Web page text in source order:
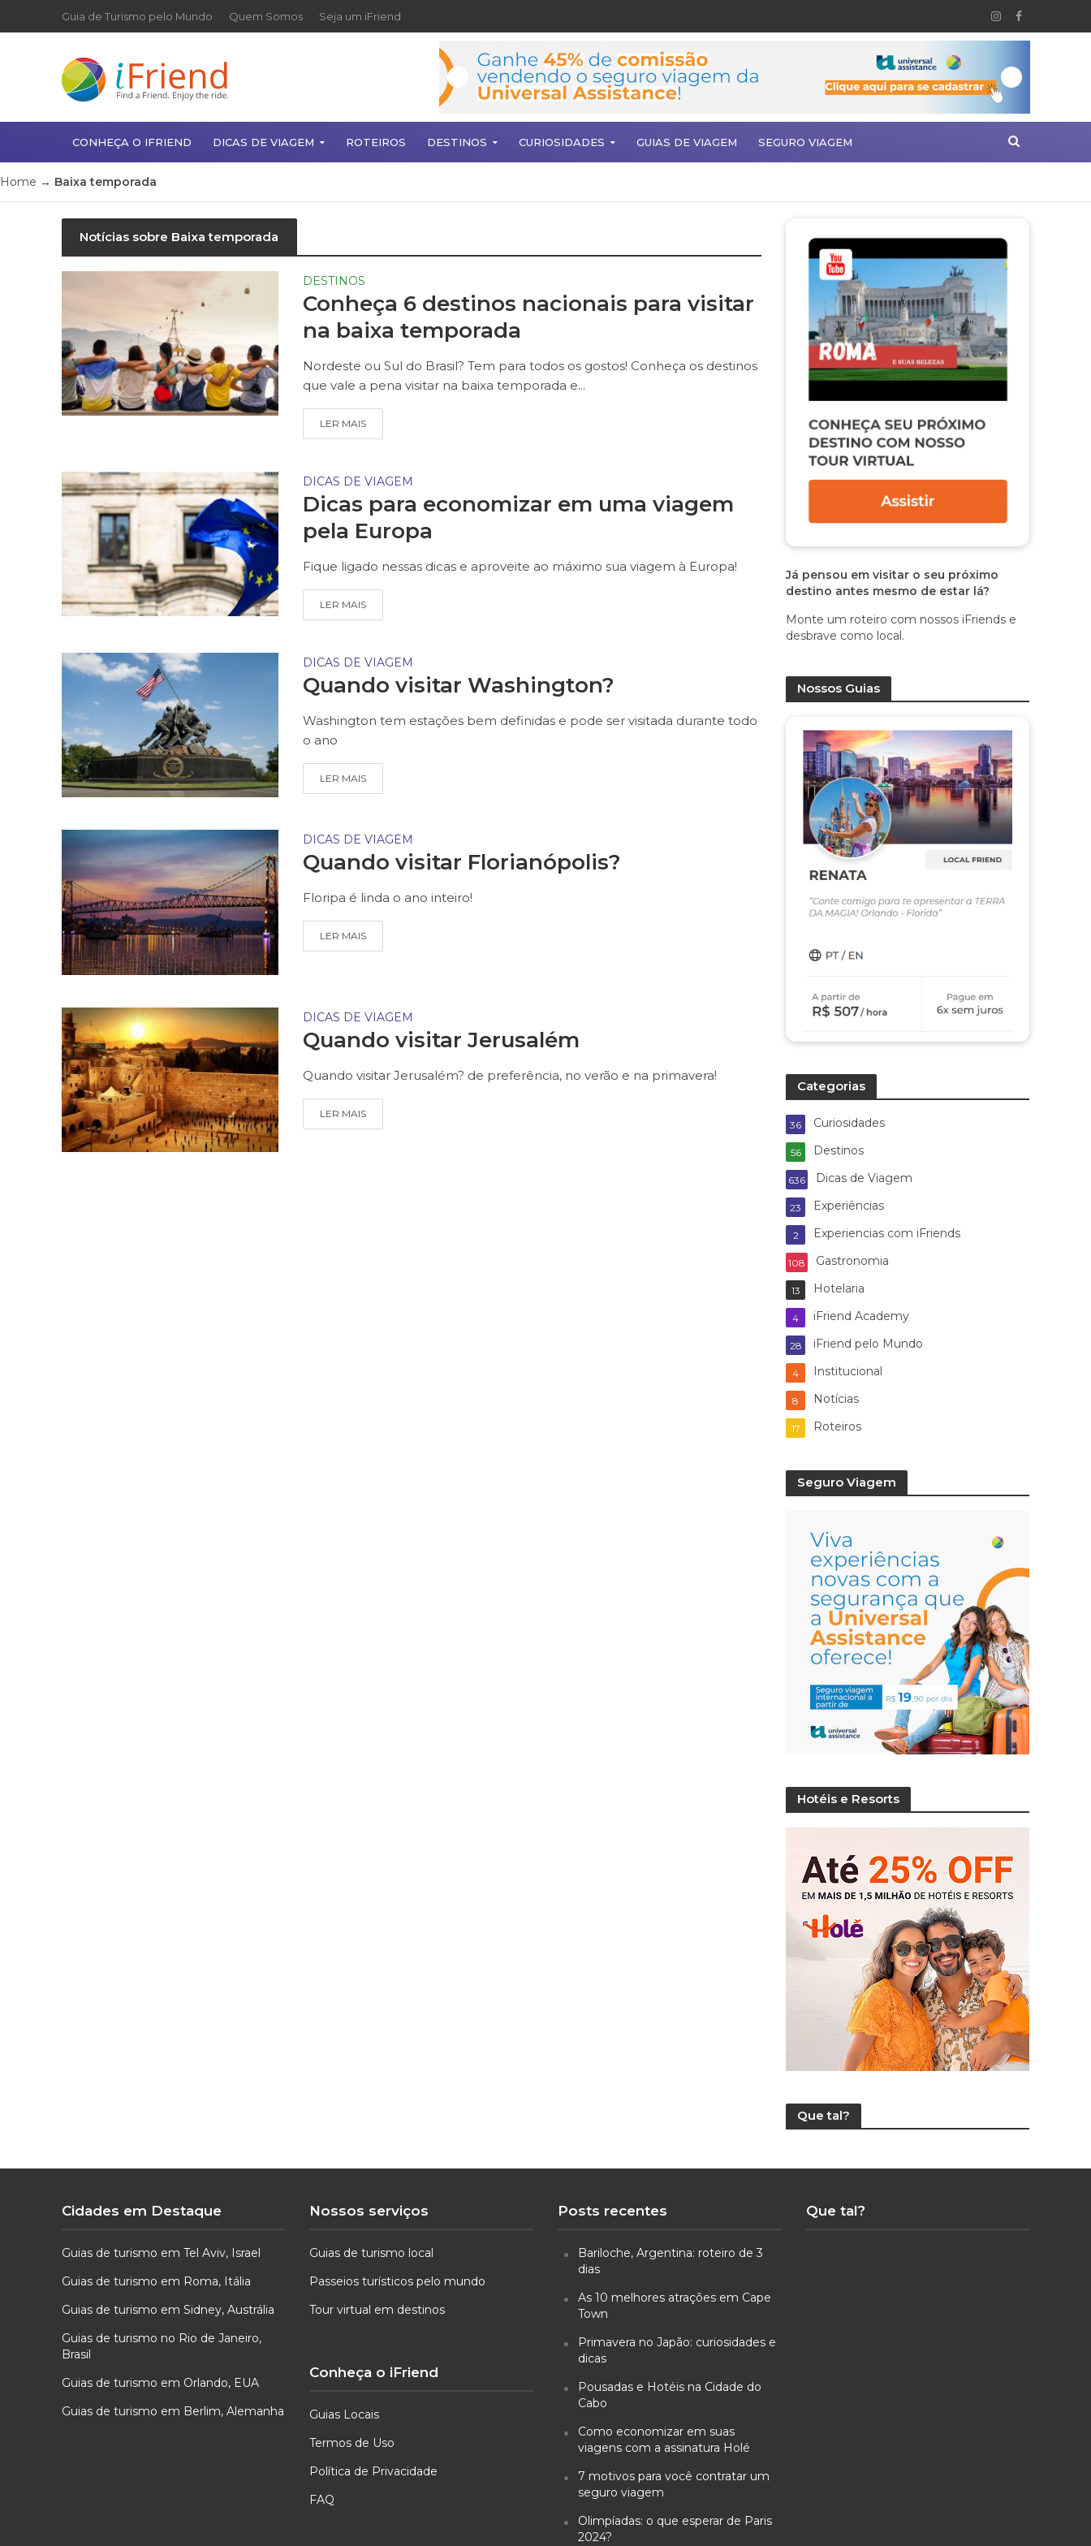
Guia de Turismo pelo Mundo Quem Somos Seja um iFriend
CONHEÇA O IFRIEND DICAS DE VIAGEM ROTEIROS DESTINOS CURIOSIDADES GUIAS DE VIAGEM SEGURO VIAGEM
Home → Baixa temporada
Notícias sobre Baixa temporada
DESTINOS
Conheça 6 destinos nacionais para visitar
na baixa temporada
Nordeste ou Sul do Brasil? Tem para todos os gostos! Conheça os destinos
que vale a pena visitar na baixa temporada e...
LER MAIS
DICAS DE VIAGEM
Dicas para economizar em uma viagem
pela Europa
Fique ligado nessas dicas e aproveite ao máximo sua viagem à Europa!
LER MAIS
DICAS DE VIAGEM
Quando visitar Washington?
Washington tem estações bem definidas e pode ser visitada durante todo
o ano
LER MAIS
DICAS DE VIAGEM
Quando visitar Florianópolis?
Floripa é linda o ano inteiro!
LER MAIS
DICAS DE VIAGEM
Quando visitar Jerusalém
Quando visitar Jerusalém? de preferência, no verão e na primavera!
LER MAIS
Já pensou em visitar o seu próximo
destino antes mesmo de estar lá?
Monte um roteiro com nossos iFriends e
desbrave como local.
Nossos Guias
Categorias
Curiosidades
36
Destinos
56
Dicas de Viagem
636
Experiências
23
Experiencias com iFriends
2
Gastronomia
108
Hotelaria
13
iFriend Academy
4
iFriend pelo Mundo
28
Institucional
4
Notícias
8
Roteiros
17
Seguro Viagem
Hotéis e Resorts
Que tal?
Cidades em Destaque
Guias de turismo em Tel Aviv, Israel
Guias de turismo em Roma, Itália
Guias de turismo em Sidney, Austrália
Guias de turismo no Rio de Janeiro,
Brasil
Guias de turismo em Orlando, EUA
Guias de turismo em Berlim, Alemanha
Nossos serviços
Guias de turismo local
Passeios turísticos pelo mundo
Tour virtual em destinos
Conheça o iFriend
Guias Locais
Termos de Uso
Política de Privacidade
FAQ
Posts recentes
Bariloche, Argentina: roteiro de 3
dias
As 10 melhores atrações em Cape
Town
Primavera no Japão: curiosidades e
dicas
Pousadas e Hotéis na Cidade do
Cabo
Como economizar em suas
viagens com a assinatura Holé
7 motivos para você contratar um
seguro viagem
Olimpíadas: o que esperar de Paris
2024?
Que tal?